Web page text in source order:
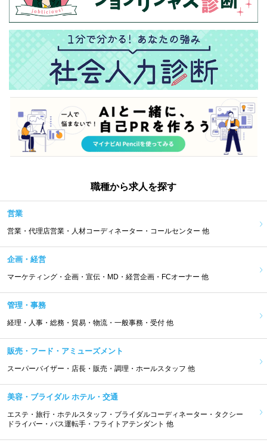
職種から求人を探す
営業
営業・代理店営業・人材コーディネーター・コールセンター 他
企画・経営
マーケティング・企画・宣伝・MD・経営企画・FCオーナー 他
管理・事務
経理・人事・総務・貿易・物流・一般事務・受付 他
販売・フード・アミューズメント
スーパーバイザー・店長・販売・調理・ホールスタッフ 他
美容・ブライダル ホテル・交通
エステ・旅行・ホテルスタッフ・ブライダルコーディネーター・タクシー
ドライバー・バス運転手・フライトアテンダント 他